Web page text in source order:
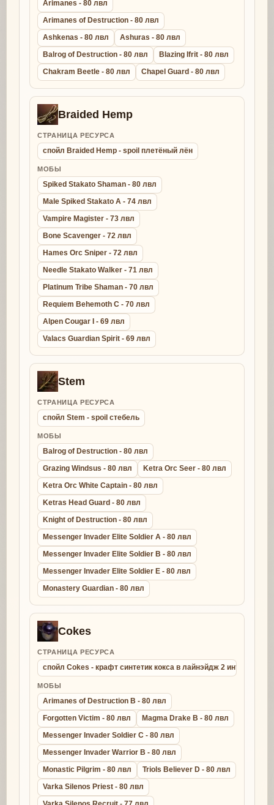
Arimanes - 80 лвл
Arimanes of Destruction - 80 лвл
Ashkenas - 80 лвл
Ashuras - 80 лвл
Balrog of Destruction - 80 лвл
Blazing Ifrit - 80 лвл
Chakram Beetle - 80 лвл
Chapel Guard - 80 лвл
Braided Hemp
СТРАНИЦА РЕСУРСА
спойл Braided Hemp - spoil плетёный лён
МОБЫ
Spiked Stakato Shaman - 80 лвл
Male Spiked Stakato A - 74 лвл
Vampire Magister - 73 лвл
Bone Scavenger - 72 лвл
Hames Orc Sniper - 72 лвл
Needle Stakato Walker - 71 лвл
Platinum Tribe Shaman - 70 лвл
Requiem Behemoth C - 70 лвл
Alpen Cougar I - 69 лвл
Valacs Guardian Spirit - 69 лвл
Stem
СТРАНИЦА РЕСУРСА
спойл Stem - spoil стебель
МОБЫ
Balrog of Destruction - 80 лвл
Grazing Windsus - 80 лвл
Ketra Orc Seer - 80 лвл
Ketra Orc White Captain - 80 лвл
Ketras Head Guard - 80 лвл
Knight of Destruction - 80 лвл
Messenger Invader Elite Soldier A - 80 лвл
Messenger Invader Elite Soldier B - 80 лвл
Messenger Invader Elite Soldier E - 80 лвл
Monastery Guardian - 80 лвл
Cokes
СТРАНИЦА РЕСУРСА
спойл Cokes - крафт синтетик кокса в лайнэйдж 2 интерлюд
МОБЫ
Arimanes of Destruction B - 80 лвл
Forgotten Victim - 80 лвл
Magma Drake B - 80 лвл
Messenger Invader Soldier C - 80 лвл
Messenger Invader Warrior B - 80 лвл
Monastic Pilgrim - 80 лвл
Triols Believer D - 80 лвл
Varka Silenos Priest - 80 лвл